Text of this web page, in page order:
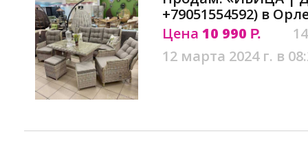
+79051554592) в
Цена 10 990 Р.
12 марта 2024 г. в